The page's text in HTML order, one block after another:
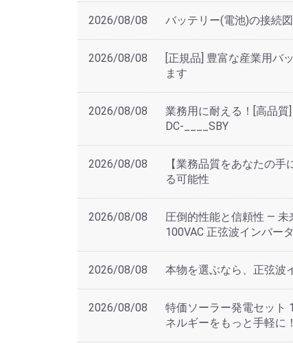
2026/08/08 バッテリー(電池)の接続
2026/08/08
[正規品] 豊富な産業用バ
ます
2026/08/08
業務用に耐える！[高品質
DC-____SBY
2026/08/08
【業務品質をあなたの
る可能性
2026/08/08
圧倒的性能と信頼性 —
100VAC 正弦波インバー
2026/08/08 本物を選ぶなら、正弦
2026/08/08
特価ソーラー発電セット
ネルギーをもっと手軽に！